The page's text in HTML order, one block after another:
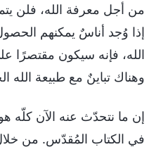
من أجل معرفة الله، فلن
إذا وُجد أناسٌ يمكنهم
الله، فإنه سيكون مقتصرًا
وهناك تباينٌ مع طبيعة الله
إن ما نتحدّث عنه الآن
في الكتاب المُقدّس. من